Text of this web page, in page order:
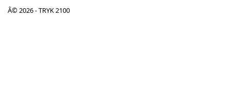
Â© 2026 - TRYK 2100